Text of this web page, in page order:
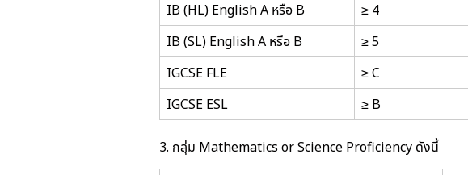
IB (HL) English A หรือ B
≥ 4
IB (SL) English A หรือ B
≥ 5
IGCSE FLE
≥ C
IGCSE ESL
≥ B
3. กลุ่ม Mathematics or Science Proficiency ดังนี้